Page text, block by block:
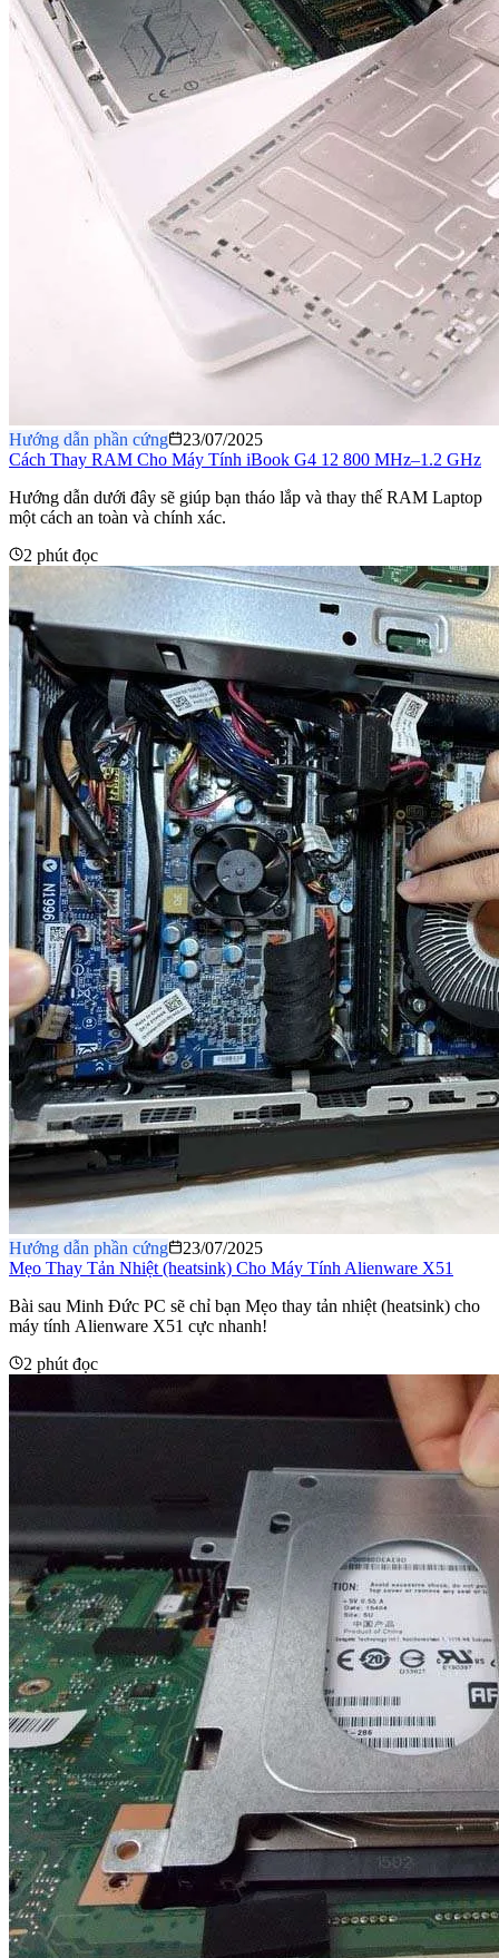
Hướng dẫn phần cứng
23/07/2025
Cách Thay RAM Cho Máy Tính iBook G4 12 800 MHz–1.2 GHz
Hướng dẫn dưới đây sẽ giúp bạn tháo lắp và thay thế RAM Laptop
một cách an toàn và chính xác.
2 phút đọc
Hướng dẫn phần cứng
23/07/2025
Mẹo Thay Tản Nhiệt (heatsink) Cho Máy Tính Alienware X51
Bài sau Minh Đức PC sẽ chỉ bạn Mẹo thay tản nhiệt (heatsink) cho
máy tính Alienware X51 cực nhanh!
2 phút đọc